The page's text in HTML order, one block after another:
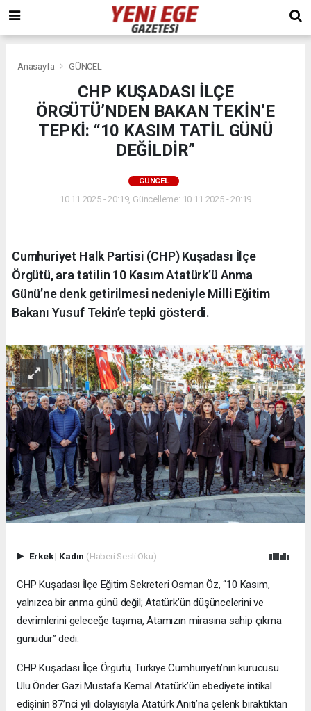
Anasayfa GÜNCEL
CHP KUŞADASI İLÇE
ÖRGÜTÜ’NDEN BAKAN TEKİN’E
TEPKİ: “10 KASIM TATİL GÜNÜ
DEĞİLDİR”
GÜNCEL
10.11.2025 - 20:19, Güncelleme: 10.11.2025 - 20:19
Cumhuriyet Halk Partisi (CHP) Kuşadası İlçe
Örgütü, ara tatilin 10 Kasım Atatürk’ü Anma
Günü’ne denk getirilmesi nedeniyle Milli Eğitim
Bakanı Yusuf Tekin’e tepki gösterdi.
Erkek| Kadın (Haberi Sesli Oku)
CHP Kuşadası İlçe Eğitim Sekreteri Osman Öz, “10 Kasım,
yalnızca bir anma günü değil; Atatürk’ün düşüncelerini ve
devrimlerini geleceğe taşıma, Atamızın mirasına sahip çıkma
günüdür” dedi.
CHP Kuşadası İlçe Örgütü, Türkiye Cumhuriyeti’nin kurucusu
Ulu Önder Gazi Mustafa Kemal Atatürk’ün ebediyete intikal
edişinin 87’nci yılı dolayısıyla Atatürk Anıtı’na çelenk bıraktıktan